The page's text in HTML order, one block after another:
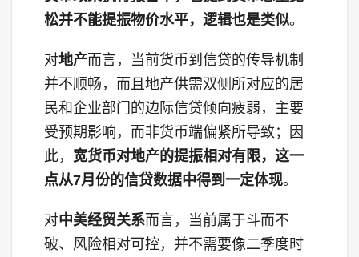
松并不能提振物价水平，逻辑也是类似。
对地产而言，当前货币到信贷的传导机制
并不顺畅，而且地产供需双侧所对应的居
民和企业部门的边际信贷倾向疲弱，主要
受预期影响，而非货币端偏紧所导致；因
此， 宽货币对地产的提振相对有限，这一
点从7月份的信贷数据中得到一定体现。
对中美经贸关系而言，当前属于斗而不
破、风险相对可控，并不需要像二季度时